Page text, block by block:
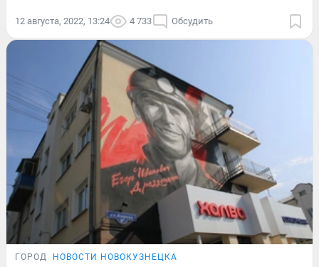
12 августа, 2022, 13:24 4 733 Обсудить
ГОРОД НОВОСТИ НОВОКУЗНЕЦКА